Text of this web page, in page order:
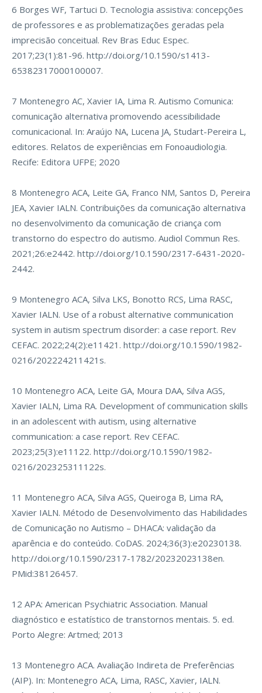
6 Borges WF, Tartuci D. Tecnologia assistiva: concepções
de professores e as problematizações geradas pela
imprecisão conceitual. Rev Bras Educ Espec.
2017;23(1):81-96. http://doi.org/10.1590/s1413-
65382317000100007.
7 Montenegro AC, Xavier IA, Lima R. Autismo Comunica:
comunicação alternativa promovendo acessibilidade
comunicacional. In: Araújo NA, Lucena JA, Studart-Pereira L,
editores. Relatos de experiências em Fonoaudiologia.
Recife: Editora UFPE; 2020
8 Montenegro ACA, Leite GA, Franco NM, Santos D, Pereira
JEA, Xavier IALN. Contribuições da comunicação alternativa
no desenvolvimento da comunicação de criança com
transtorno do espectro do autismo. Audiol Commun Res.
2021;26:e2442. http://doi.org/10.1590/2317-6431-2020-
2442.
9 Montenegro ACA, Silva LKS, Bonotto RCS, Lima RASC,
Xavier IALN. Use of a robust alternative communication
system in autism spectrum disorder: a case report. Rev
CEFAC. 2022;24(2):e11421. http://doi.org/10.1590/1982-
0216/202224211421s.
10 Montenegro ACA, Leite GA, Moura DAA, Silva AGS,
Xavier IALN, Lima RA. Development of communication skills
in an adolescent with autism, using alternative
communication: a case report. Rev CEFAC.
2023;25(3):e11122. http://doi.org/10.1590/1982-
0216/202325311122s.
11 Montenegro ACA, Silva AGS, Queiroga B, Lima RA,
Xavier IALN. Método de Desenvolvimento das Habilidades
de Comunicação no Autismo – DHACA: validação da
aparência e do conteúdo. CoDAS. 2024;36(3):e20230138.
http://doi.org/10.1590/2317-1782/20232023138en.
PMid:38126457.
12 APA: American Psychiatric Association. Manual
diagnóstico e estatístico de transtornos mentais. 5. ed.
Porto Alegre: Artmed; 2013
13 Montenegro ACA. Avaliação Indireta de Preferências
(AIP). In: Montenegro ACA, Lima, RASC, Xavier, IALN.